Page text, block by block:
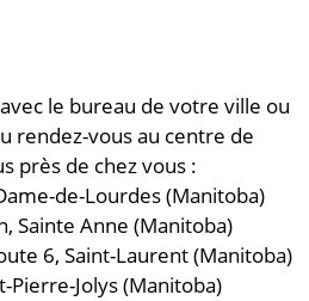
le bureau de votre ville ou
rendez-vous au centre de
près de chez vous :
de-Lourdes (Manitoba)
Sainte Anne (Manitoba)
6, Saint-Laurent (Manitoba)
Pierre-Jolys (Manitoba)